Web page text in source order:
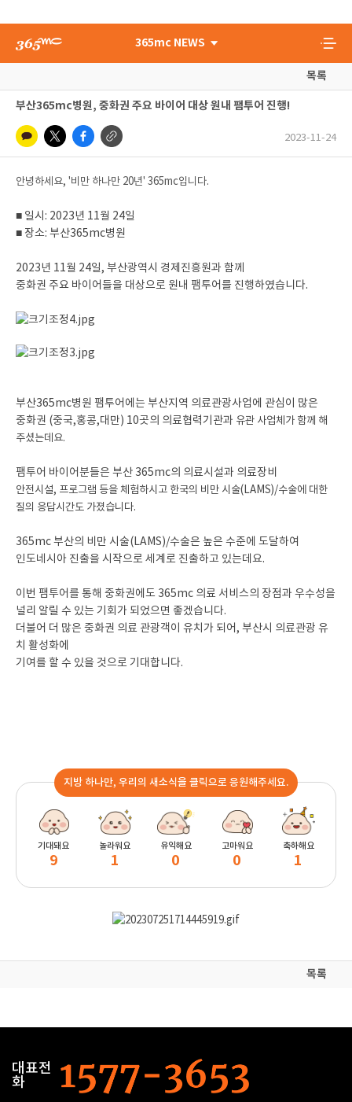
365mc NEWS
목록
부산365mc병원, 중화권 주요 바이어 대상 원내 팸투어 진행!
2023-11-24
안녕하세요, '비만 하나만 20년' 365mc입니다.
■ 일시: 2023년 11월 24일
■ 장소: 부산365mc병원
2023년 11월 24일, 부산광역시 경제진흥원과 함께
중화권 주요 바이어들을 대상으로 원내 팸투어를 진행하였습니다.
부산365mc병원 팸투어에는 부산지역 의료관광사업에 관심이 많은
중화권 (중국,홍콩,대만) 10곳의 의료협력기관과 유관 사업체가 함께 해
주셨는데요.
팸투어 바이어분들은 부산 365mc의 의료시설과 의료장비
안전시설, 프로그램 등을 체험하시고 한국의 비만 시술(LAMS)/수술에 대한
질의 응답시간도 가졌습니다.
365mc 부산의 비만 시술(LAMS)/수술은 높은 수준에 도달하여
인도네시아 진출을 시작으로 세계로 진출하고 있는데요.
이번 팸투어를 통해 중화권에도 365mc 의료 서비스의 장점과 우수성을
널리 알릴 수 있는 기회가 되었으면 좋겠습니다.
더불어 더 많은 중화권 의료 관광객이 유치가 되어, 부산시 의료관광 유
치 활성화에
기여를 할 수 있을 것으로 기대합니다.
지방 하나만, 우리의 새소식을 클릭으로 응원해주세요.
기대돼요
9
놀라워요
1
유익해요
0
고마워요
0
축하해요
1
목록
대표전
화